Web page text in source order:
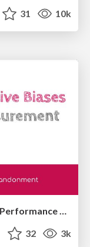
31 10k
Understanding Cognitive Biases in Performance Measurement
32 3k